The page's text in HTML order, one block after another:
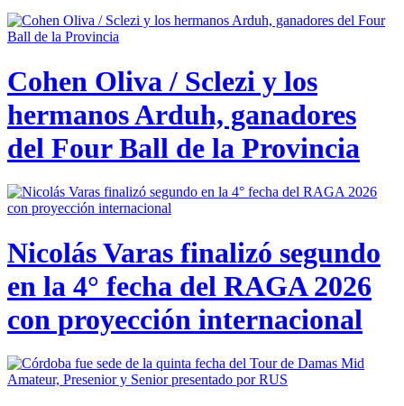
Cohen Oliva / Sclezi y los
hermanos Arduh, ganadores
del Four Ball de la Provincia
Nicolás Varas finalizó segundo
en la 4° fecha del RAGA 2026
con proyección internacional